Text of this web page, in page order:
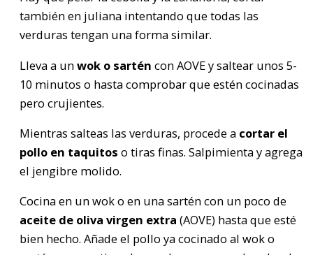
también en juliana intentando que todas las
verduras tengan una forma similar.
Lleva a unwok o sartén con AOVE y saltear unos 5-
10 minutos o hasta comprobar que estén cocinadas
pero crujientes.
Mientras salteas las verduras, procede a cortar el
pollo en taquitos o tiras finas. Salpimienta y agrega
el jengibre molido.
Cocina en un wok o en una sartén con un poco de
aceite de oliva virgen extra (AOVE) hasta que esté
bien hecho. Añade el pollo ya cocinado al wok o